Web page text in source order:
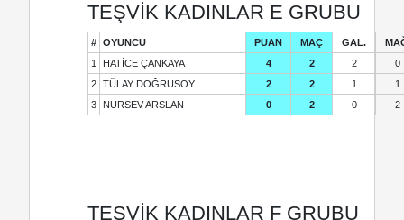
TEŞVİK KADINLAR E GRUBU
# OYUNCU PUAN MAÇ GAL.
1
HATİCE ÇANKAYA 4 2 2
0
2 TÜLAY DOĞRUSOY 2 2 1
1
3
NURSEV ARSLAN 0 2 0 2
TEŞVİK KADINLAR F GRUBU